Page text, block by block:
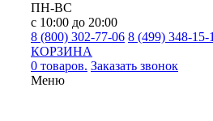
ПН-ВС
с 10:00 до 20:00
8 (800) 302-77-06 8 (499) 348-15-
КОРЗИНА
0 товаров. Заказать звонок
Меню